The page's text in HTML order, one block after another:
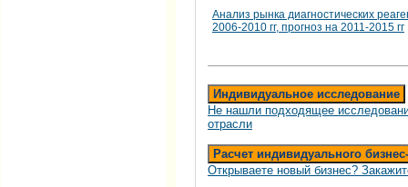
Анализ рынка диагностических
2006-2010 гг, прогноз на 2011-2015 гг
Индивидуальное исследование
Не нашли подходящее
отрасли
Расчет индивидуального
Открываете новый бизнес?